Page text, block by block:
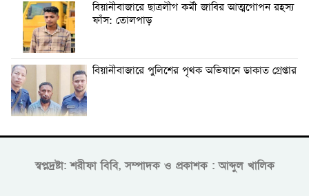
বিয়ানীবাজারে ছাত্রলীগ কর্মী জাবির আত্মগোপন রহস্য
ফাঁস: তোলপাড়
বিয়ানীবাজারে পুলিশের পৃথক অভিযানে ডাকাত গ্রেপ্তার
স্বপ্নদ্রষ্টা: শরীফা বিবি, সম্পাদক ও প্রকাশক : আব্দুল খালিক